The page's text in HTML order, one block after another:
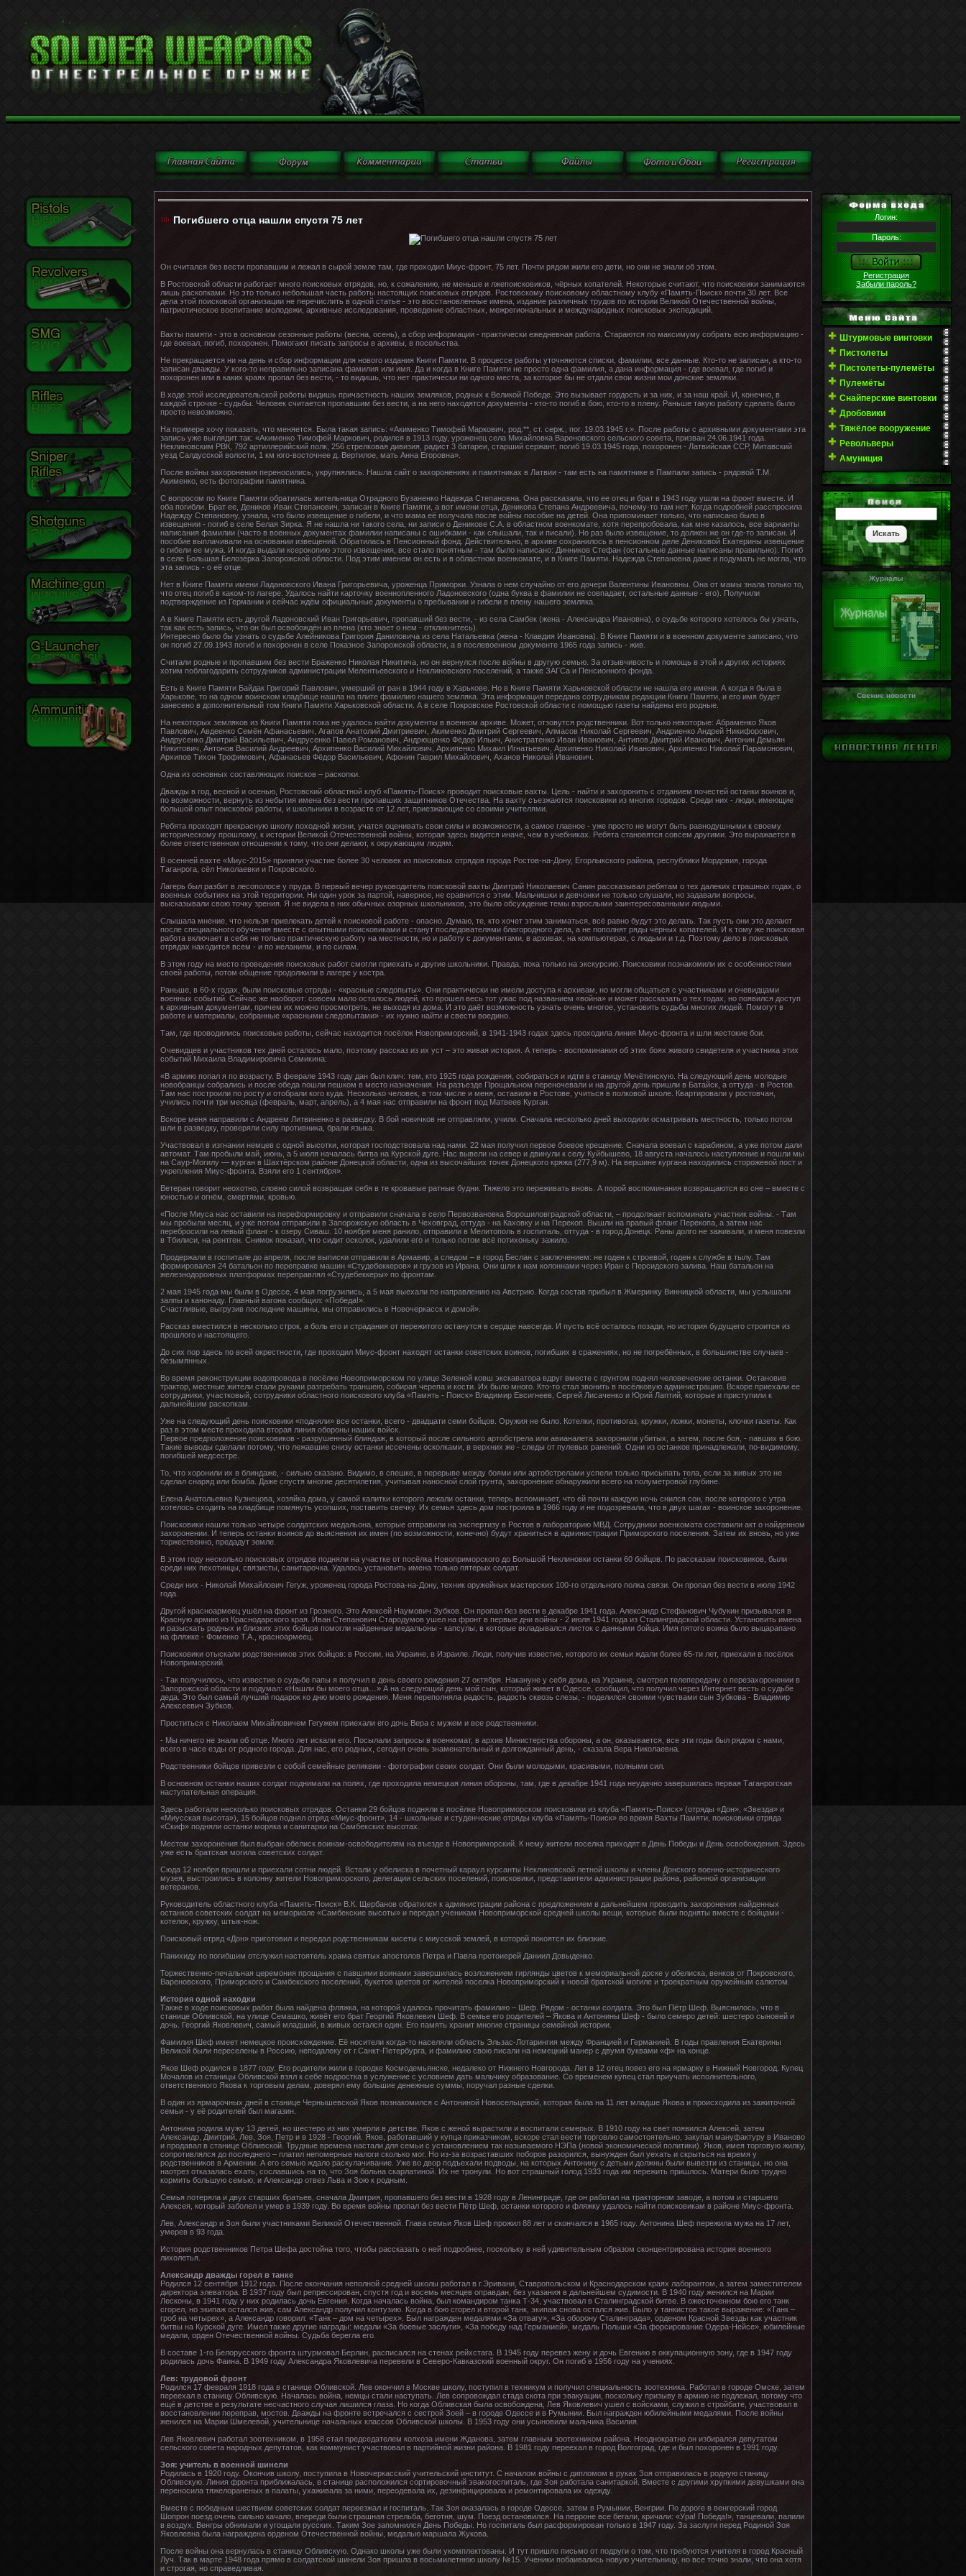
Погибшего отца нашли спустя 75 лет
Он считался без вести пропавшим и лежал в сырой земле там, где проходил Миус-фронт, 75 лет. Почти рядом жили его дети, но они не знали об этом.
В Ростовской области работает много поисковых отрядов, но, к сожалению, не меньше и лжепоисковиков, чёрных копателей. Некоторые считают, что поисковики занимаются
лишь раскопками. Но это только небольшая часть работы настоящих поисковых отрядов. Ростовскому поисковому областному клубу «Память-Поиск» почти 30 лет. Все
дела этой поисковой организации не перечислить в одной статье - это восстановленные имена, издание различных трудов по истории Великой Отечественной войны,
патриотическое воспитание молодежи, архивные исследования, проведение областных, межрегиональных и международных поисковых экспедиций.
Вахты памяти - это в основном сезонные работы (весна, осень), а сбор информации - практически ежедневная работа. Стараются по максимуму собрать всю информацию -
где воевал, погиб, похоронен. Помогают писать запросы в архивы, в посольства.
Не прекращается ни на день и сбор информации для нового издания Книги Памяти. В процессе работы уточняются списки, фамилии, все данные. Кто-то не записан, а кто-то
записан дважды. У кого-то неправильно записана фамилия или имя. Да и когда в Книге Памяти не просто одна фамилия, а дана информация - где воевал, где погиб и
похоронен или в каких краях пропал без вести, - то видишь, что нет практически ни одного места, за которое бы не отдали свои жизни мои донские земляки.
В ходе этой исследовательской работы видишь причастность наших земляков, родных к Великой Победе. Это вызывает гордость и за них, и за наш край. И, конечно, в
каждой строчке - судьбы. Человек считается пропавшим без вести, а на него находятся документы - кто-то погиб в бою, кто-то в плену. Раньше такую работу сделать было
просто невозможно.
На примере хочу показать, что меняется. Была такая запись: «Акименко Тимофей Маркович, род.**, ст. серж., пог. 19.03.1945 г.». После работы с архивными документами эта
запись уже выглядит так: «Акименко Тимофей Маркович, родился в 1913 году, уроженец села Михайловка Вареновского сельского совета, призван 24.06.1941 года.
Неклиновским РВК, 792 артиллерийский полк, 256 стрелковая дивизия, радист 3 батареи, старший сержант, погиб 19.03.1945 года, похоронен - Латвийская ССР, Митавский
уезд Салдусской волости, 1 км юго-восточнее д. Вертилое, мать Анна Егоровна».
После войны захоронения переносились, укрупнялись. Нашла сайт о захоронениях и памятниках в Латвии - там есть на памятнике в Пампали запись - рядовой Т.М.
Акименко, есть фотографии памятника.
С вопросом по Книге Памяти обратилась жительница Отрадного Бузаненко Надежда Степановна. Она рассказала, что ее отец и брат в 1943 году ушли на фронт вместе. И
оба погибли. Брат ее, Деников Иван Степанович, записан в Книге Памяти, а вот имени отца, Деникова Степана Андреевича, почему-то там нет. Когда подробней расспросила
Надежду Степановну, узнала, что было извещение о гибели, и что мама её получала после войны пособие на детей. Она припоминает только, что написано было в
извещении - погиб в селе Белая Зирка. Я не нашла ни такого села, ни записи о Деникове С.А. в областном военкомате, хотя перепробовала, как мне казалось, все варианты
написания фамилии (часто в военных документах фамилии написаны с ошибками - как слышали, так и писали). Но раз было извещение, то должен же он где-то записан. И
пособие выплачивали на основании извещений. Обратилась в Пенсионный фонд. Действительно, в архиве сохранилось в пенсионном деле Дениковой Екатерины извещение
о гибели ее мужа. И когда выдали ксерокопию этого извещения, все стало понятным - там было написано: Динников Стефан (остальные данные написаны правильно). Погиб
в селе Большая Белозёрка Запорожской области. Под этим именем он есть и в областном военкомате, и в Книге Памяти. Надежда Степановна даже и подумать не могла, что
эта запись - о её отце.
Нет в Книге Памяти имени Ладановского Ивана Григорьевича, уроженца Приморки. Узнала о нем случайно от его дочери Валентины Ивановны. Она от мамы знала только то,
что отец погиб в каком-то лагере. Удалось найти карточку военнопленного Ладоновского (одна буква в фамилии не совпадает, остальные данные - его). Получили
подтверждение из Германии и сейчас ждём официальные документы о пребывании и гибели в плену нашего земляка.
А в Книге Памяти есть другой Ладоновский Иван Григорьевич, пропавший без вести, - из села Самбек (жена - Александра Ивановна), о судьбе которого хотелось бы узнать,
так как есть запись, что он был освобождён из плена (кто знает о нем - откликнитесь).
Интересно было бы узнать о судьбе Алейникова Григория Даниловича из села Натальевка (жена - Клавдия Ивановна). В Книге Памяти и в военном документе записано, что
он погиб 27.09.1943 погиб и похоронен в селе Показное Запорожской области, а в послевоенном документе 1965 года запись - жив.
Считали родные и пропавшим без вести Браженко Николая Никитича, но он вернулся после войны в другую семью. За отзывчивость и помощь в этой и других историях
хотим поблагодарить сотрудников администрации Мелентьевского и Неклиновского поселений, а также ЗАГСа и Пенсионного фонда.
Есть в Книге Памяти Байдак Григорий Павлович, умерший от ран в 1944 году в Харькове. Но в Книге Памяти Харьковской области не нашла его имени. А когда я была в
Харькове, то на одном воинском кладбище нашла на плите фамилию нашего земляка. Эта информация передана сотрудникам редакции Книги Памяти, и его имя будет
занесено в дополнительный том Книги Памяти Харьковской области. А в селе Покровское Ростовской области с помощью газеты найдены его родные.
На некоторых земляков из Книги Памяти пока не удалось найти документы в военном архиве. Может, отзовутся родственники. Вот только некоторые: Абраменко Яков
Павлович, Авдеенко Семён Афанасьевич, Агапов Анатолий Дмитриевич, Акименко Дмитрий Сергеевич, Алмасов Николай Сергеевич, Андриенко Андрей Никифорович,
Андрусенко Дмитрий Васильевич, Андрусенко Павел Романович, Андрющенко Фёдор Ильич, Анистратенко Иван Иванович, Антипов Дмитрий Иванович, Антонин Демьян
Никитович, Антонов Василий Андреевич, Архипенко Василий Михайлович, Архипенко Михаил Игнатьевич, Архипенко Николай Иванович, Архипенко Николай Парамонович,
Архипов Тихон Трофимович, Афанасьев Фёдор Васильевич, Афонин Гаврил Михайлович, Аханов Николай Иванович.
Одна из основных составляющих поисков – раскопки.
Дважды в год, весной и осенью, Ростовский областной клуб «Память-Поиск» проводит поисковые вахты. Цель - найти и захоронить с отданием почестей останки воинов и,
по возможности, вернуть из небытия имена без вести пропавших защитников Отечества. На вахту съезжаются поисковики из многих городов. Среди них - люди, имеющие
большой опыт поисковой работы, и школьники в возрасте от 12 лет, приезжающие со своими учителями.
Ребята проходят прекрасную школу походной жизни, учатся оценивать свои силы и возможности, а самое главное - уже просто не могут быть равнодушными к своему
историческому прошлому, к истории Великой Отечественной войны, которая здесь видится иначе, чем в учебниках. Ребята становятся совсем другими. Это выражается в
более ответственном отношении к тому, что они делают, к окружающим людям.
В осенней вахте «Миус-2015» приняли участие более 30 человек из поисковых отрядов города Ростов-на-Дону, Егорлыкского района, республики Мордовия, города
Таганрога, сёл Николаевки и Покровского.
Лагерь был разбит в лесополосе у пруда. В первый вечер руководитель поисковой вахты Дмитрий Николаевич Санин рассказывал ребятам о тех далеких страшных годах, о
военных событиях на этой территории. Ни один урок за партой, наверное, не сравнится с этим. Мальчишки и девчонки не только слушали, но задавали вопросы,
высказывали свою точку зрения. Я не видела в них обычных озорных школьников, это было обсуждение темы взрослыми заинтересованными людьми.
Слышала мнение, что нельзя привлекать детей к поисковой работе - опасно. Думаю, те, кто хочет этим заниматься, всё равно будут это делать. Так пусть они это делают
после специального обучения вместе с опытными поисковиками и станут последователями благородного дела, а не пополнят ряды чёрных копателей. И к тому же поисковая
работа включает в себя не только практическую работу на местности, но и работу с документами, в архивах, на компьютерах, с людьми и т.д. Поэтому дело в поисковых
отрядах находится всем - и по желаниям, и по силам.
В этом году на место проведения поисковых работ смогли приехать и другие школьники. Правда, пока только на экскурсию. Поисковики познакомили их с особенностями
своей работы, потом общение продолжили в лагере у костра.
Раньше, в 60-х годах, были поисковые отряды - «красные следопыты». Они практически не имели доступа к архивам, но могли общаться с участниками и очевидцами
военных событий. Сейчас же наоборот: совсем мало осталось людей, кто прошел весь тот ужас под названием «война» и может рассказать о тех годах, но появился доступ
к архивным документам, причем их можно просмотреть, не выходя из дома. И это даёт возможность узнать очень многое, установить судьбы многих людей. Помогут в
работе и материалы, собранные «красными следопытами» - их нужно найти и свести воедино.
Там, где проводились поисковые работы, сейчас находится посёлок Новоприморский, в 1941-1943 годах здесь проходила линия Миус-фронта и шли жестокие бои.
Очевидцев и участников тех дней осталось мало, поэтому рассказ из их уст – это живая история. А теперь - воспоминания об этих боях живого свидетеля и участника этих
событий Михаила Владимировича Семикина:
«В армию попал я по возрасту. В феврале 1943 году дан был клич: тем, кто 1925 года рождения, собираться и идти в станицу Мечётинскую. На следующий день молодые
новобранцы собрались и после обеда пошли пешком в место назначения. На разъезде Прощальном переночевали и на другой день пришли в Батайск, а оттуда - в Ростов.
Там нас построили по росту и отобрали кого куда. Несколько человек, в том числе и меня, оставили в Ростове, учиться в полковой школе. Квартировали у ростовчан,
учились почти три месяца (февраль, март, апрель), а 4 мая нас отправили на фронт под Матвеев Курган.
Вскоре меня направили с Андреем Литвиненко в разведку. В бой новичков не отправляли, учили. Сначала несколько дней выходили осматривать местность, только потом
шли в разведку, проверяли силу противника, брали языка.
Участвовал в изгнании немцев с одной высотки, которая господствовала над нами. 22 мая получил первое боевое крещение. Сначала воевал с карабином, а уже потом дали
автомат. Там пробыли май, июнь, а 5 июля началась битва на Курской дуге. Нас вывели на север и двинули к селу Куйбышево, 18 августа началось наступление и пошли мы
на Саур-Могилу — курган в Шахтёрском районе Донецкой области, одна из высочайших точек Донецкого кряжа (277,9 м). На вершине кургана находились сторожевой пост и
укрепления Миус-фронта. Взяли его 1 сентября».
Ветеран говорит неохотно, словно силой возвращая себя в те кровавые ратные будни. Тяжело это переживать вновь. А порой воспоминания возвращаются во сне – вместе с
юностью и огнём, смертями, кровью.
«После Миуса нас оставили на переформировку и отправили сначала в село Первозвановка Ворошиловградской области, – продолжает вспоминать участник войны. - Там
мы пробыли месяц, и уже потом отправили в Запорожскую область в Чеховград, оттуда - на Каховку и на Перекоп. Вышли на правый фланг Перекопа, а затем нас
перебросили на левый фланг - к озеру Сиваш. 10 ноября меня ранило, отправили в Мелитополь в госпиталь, оттуда - в город Донецк. Раны долго не заживали, и меня повезли
в Тбилиси, на рентген. Снимок показал, что сидит осколок, удалили его и только потом всё потихоньку зажило.
Продержали в госпитале до апреля, после выписки отправили в Армавир, а следом – в город Беслан с заключением: не годен к строевой, годен к службе в тылу. Там
формировался 24 батальон по переправке машин «Студебеккеров» и грузов из Ирана. Они шли к нам колоннами через Иран с Персидского залива. Наш батальон на
железнодорожных платформах переправлял «Студебеккеры» по фронтам.
2 мая 1945 года мы были в Одессе, 4 мая погрузились, а 5 мая выехали по направлению на Австрию. Когда состав прибыл в Жмеринку Винницкой области, мы услышали
залпы и канонаду. Главный вагона сообщил: «Победа!».
Счастливые, выгрузив последние машины, мы отправились в Новочеркасск и домой».
Рассказ вместился в несколько строк, а боль его и страдания от пережитого останутся в сердце навсегда. И пусть всё осталось позади, но история будущего строится из
прошлого и настоящего.
До сих пор здесь по всей окрестности, где проходил Миус-фронт находят останки советских воинов, погибших в сражениях, но не погребённых, в большинстве случаев -
безымянных.
Во время реконструкции водопровода в посёлке Новоприморском по улице Зеленой ковш экскаватора вдруг вместе с грунтом поднял человеческие останки. Остановив
трактор, местные жители стали руками разгребать траншею, собирая черепа и кости. Их было много. Кто-то стал звонить в посёлковую администрацию. Вскоре приехали ее
сотрудники, участковый, сотрудники областного поискового клуба «Память - Поиск» Владимир Евсигнеев, Сергей Лисаченко и Юрий Лаптий, которые и приступили к
дальнейшим раскопкам.
Уже на следующий день поисковики «подняли» все останки, всего - двадцати семи бойцов. Оружия не было. Котелки, противогаз, кружки, ложки, монеты, клочки газеты. Как
раз в этом месте проходила вторая линия обороны наших войск.
Первое предположение поисковиков - разрушенный блиндаж, в который после сильного артобстрела или авианалета захоронили убитых, а затем, после боя, - павших в бою.
Такие выводы сделали потому, что лежавшие снизу останки иссечены осколками, в верхних же - следы от пулевых ранений. Одни из останков принадлежали, по-видимому,
погибшей медсестре.
То, что хоронили их в блиндаже, - сильно сказано. Видимо, в спешке, в перерыве между боями или артобстрелами успели только присыпать тела, если за живых это не
сделал снаряд или бомба. Даже спустя многие десятилетия, учитывая наносной слой грунта, захоронение обнаружили всего на полуметровой глубине.
Елена Анатольевна Кузнецова, хозяйка дома, у самой калитки которого лежали останки, теперь вспоминает, что ей почти каждую ночь снился сон, после которого с утра
хотелось сходить на кладбище помянуть усопших, поставить свечку. Их семья здесь дом построила в 1966 году и не подозревала, что в двух шагах - воинское захоронение.
Поисковики нашли только четыре солдатских медальона, которые отправили на экспертизу в Ростов в лабораторию МВД. Сотрудники военкомата составили акт о найденном
захоронении. И теперь останки воинов до выяснения их имен (по возможности, конечно) будут храниться в администрации Приморского поселения. Затем их вновь, но уже
торжественно, предадут земле.
В этом году несколько поисковых отрядов подняли на участке от посёлка Новоприморского до Большой Неклиновки останки 60 бойцов. По рассказам поисковиков, были
среди них пехотинцы, связисты, санитарочка. Удалось установить имена только пятерых солдат.
Среди них - Николай Михайлович Гегуж, уроженец города Ростова-на-Дону, техник оружейных мастерских 100-го отдельного полка связи. Он пропал без вести в июле 1942
года.
Другой красноармеец ушёл на фронт из Грозного. Это Алексей Наумович Зубков. Он пропал без вести в декабре 1941 года. Александр Стефанович Чубукин призывался в
Красную армию из Краснодарского края. Иван Степанович Стародумов ушел на фронт в первые дни войны - 2 июля 1941 года из Сталинградской области. Установить имена
и разыскать родных и близких этих бойцов помогли найденные медальоны - капсулы, в которые вкладывался листок с данными бойца. Имя пятого воина было выцарапано
на фляжке - Фоменко Т.А., красноармеец.
Поисковики отыскали родственников этих бойцов: в России, на Украине, в Израиле. Люди, получив известие, которого их семьи ждали более 65-ти лет, приехали в посёлок
Новоприморский.
- Так получилось, что известие о судьбе папы я получил в день своего рождения 27 октября. Накануне у себя дома, на Украине, смотрел телепередачу о перезахоронении в
Запорожской области и подумал: «Нашли бы моего отца…» А на следующий день мой сын, который живет в Одессе, сообщил, что получил через Интернет весть о судьбе
деда. Это был самый лучший подарок ко дню моего рождения. Меня переполняла радость, радость сквозь слезы, - поделился своими чувствами сын Зубкова - Владимир
Алексеевич Зубков.
Проститься с Николаем Михайловичем Гегужем приехали его дочь Вера с мужем и все родственники.
- Мы ничего не знали об отце. Много лет искали его. Посылали запросы в военкомат, в архив Министерства обороны, а он, оказывается, все эти годы был рядом с нами,
всего в часе езды от родного города. Для нас, его родных, сегодня очень знаменательный и долгожданный день, - сказала Вера Николаевна.
Родственники бойцов привезли с собой семейные реликвии - фотографии своих солдат. Они были молодыми, красивыми, полными сил.
В основном останки наших солдат поднимали на полях, где проходила немецкая линия обороны, там, где в декабре 1941 года неудачно завершилась первая Таганрогская
наступательная операция.
Здесь работали несколько поисковых отрядов. Останки 29 бойцов подняли в посёлке Новоприморском поисковики из клуба «Память-Поиск» (отряды «Дон», «Звезда» и
«Миусская высота»), 15 бойцов поднял отряд «Миус-фронт», 14 - школьные и студенческие отряды клуба «Память-Поиск» во время Вахты Памяти, поисковики отряда
«Скиф» подняли останки моряка и санитарки на Самбекских высотах.
Местом захоронения был выбран обелиск воинам-освободителям на въезде в Новоприморский. К нему жители поселка приходят в День Победы и День освобождения. Здесь
уже есть братская могила советских солдат.
Сюда 12 ноября пришли и приехали сотни людей. Встали у обелиска в почетный караул курсанты Неклиновской летной школы и члены Донского военно-исторического
музея, выстроились в колонну жители Новоприморского, делегации сельских поселений, поисковики, представители администрации района, районной организации
ветеранов.
Руководитель областного клуба «Память-Поиск» В.К. Щербанов обратился к администрации района с предложением в дальнейшем проводить захоронения найденных
останков советских солдат на мемориале «Самбекские высоты» и передал ученикам Новоприморской средней школы вещи, которые были подняты вместе с бойцами -
котелок, кружку, штык-нож.
Поисковый отряд «Дон» приготовил и передал родственникам кисеты с миусской землей, в которой покоятся их близкие.
Панихиду по погибшим отслужил настоятель храма святых апостолов Петра и Павла протоиерей Даниил Довыденко.
Торжественно-печальная церемония прощания с павшими воинами завершилась возложением гирлянды цветов к мемориальной доске у обелиска, венков от Покровского,
Вареновского, Приморского и Самбекского поселений, букетов цветов от жителей поселка Новоприморский к новой братской могиле и троекратным оружейным салютом.
История одной находки
Также в ходе поисковых работ была найдена фляжка, на которой удалось прочитать фамилию – Шеф. Рядом - останки солдата. Это был Пётр Шеф. Выяснилось, что в
станице Обливской, на улице Семашко, живёт его брат Георгий Яковлевич Шеф. В семье его родителей – Якова и Антонины Шеф - было семеро детей: шестеро сыновей и
дочь. Георгий Яковлевич, самый младший, в живых остался один. Его память хранит многие страницы семейной истории.
Фамилия Шеф имеет немецкое происхождение. Её носители когда-то населяли область Эльзас-Лотарингия между Францией и Германией. В годы правления Екатерины
Великой были переселены в Россию, неподалеку от г.Санкт-Петербурга, и фамилию свою писали на немецкий манер с двумя буквами «ф» на конце.
Яков Шеф родился в 1877 году. Его родители жили в городке Космодемьянске, недалеко от Нижнего Новгорода. Лет в 12 отец повез его на ярмарку в Нижний Новгород. Купец
Мочалов из станицы Обливской взял к себе подростка в услужение с условием дать мальчику образование. Со временем купец стал приучать исполнительного,
ответственного Якова к торговым делам, доверял ему большие денежные суммы, поручал разные сделки.
В один из ярмарочных дней в станице Чернышевской Яков познакомился с Антониной Новосельцевой, которая была на 11 лет младше Якова и происходила из зажиточной
семьи - у её родителей был магазин.
Антонина родила мужу 13 детей, но шестеро из них умерли в детстве, Яков с женой вырастили и воспитали семерых. В 1910 году на свет появился Алексей, затем
Александр, Дмитрий, Лев, Зоя, Петр и в 1928 - Георгий. Яков, работавший у купца приказчиком, вскоре стал вести торговлю самостоятельно, закупал мануфактуру в Иваново
и продавал в станице Обливской. Трудные времена настали для семьи с установлением так называемого НЭПа (новой экономической политики). Яков, имея торговую жилку,
сопротивлялся до последнего – платил непомерные налоги сколько мог. Но из-за возраставших поборов разорился, вынужден был уехать и скрыться на время у
родственников в Армении. А его семью ждало раскулачивание. Уже во двор подъехали подводы, на которых Антонину с детьми должны были вывезти из станицы, но она
наотрез отказалась ехать, сославшись на то, что Зоя больна скарлатиной. Их не тронули. Но вот страшный голод 1933 года им пережить пришлось. Матери было трудно
кормить большую семью, и Александр отвез Льва и Зою к родным.
Семья потеряла и двух старших братьев, сначала Дмитрия, пропавшего без вести в 1928 году в Ленинграде, где он работал на тракторном заводе, а потом и старшего
Алексея, который заболел и умер в 1939 году. Во время войны пропал без вести Пётр Шеф, останки которого и фляжку удалось найти поисковикам в районе Миус-фронта.
Лев, Александр и Зоя были участниками Великой Отечественной. Глава семьи Яков Шеф прожил 88 лет и скончался в 1965 году. Антонина Шеф пережила мужа на 17 лет,
умерев в 93 года.
История родственников Петра Шефа достойна того, чтобы рассказать о ней подробнее, поскольку в ней удивительным образом сконцентрирована история военного
лихолетья.
Александр дважды горел в танке
Родился 12 сентября 1912 года. После окончания неполной средней школы работал в г.Эривани, Ставропольском и Краснодарском краях лаборантом, а затем заместителем
директора элеватора. В 1937 году был репрессирован, спустя год и восемь месяцев оправдан, без указания в дальнейшем судимости. В 1940 году женился на Марии
Лесконы, в 1941 году у них родилась дочь Евгения. Когда началась война, был командиром танка Т-34, участвовал в Сталинградской битве. В ожесточенном бою его танк
сгорел, но экипаж остался жив, сам Александр получил контузию. Когда в бою сгорел и второй танк, экипаж снова остался жив. Было у танкистов такое выражение: «Танк –
гроб на четырех», а Александр говорил: «Танк – дом на четырех». Был награжден медалями «За отвагу», «За оборону Сталинграда», орденом Красной Звезды как участник
битвы на Курской дуге. Имел также другие награды: медали «За боевые заслуги», «За победу над Германией», медаль Польши «За форсирование Одера-Нейсе», юбилейные
медали, орден Отечественной войны. Судьба берегла его.
В составе 1-го Белорусского фронта штурмовал Берлин, расписался на стенах рейхстага. В 1945 году перевез жену и дочь Евгению в оккупационную зону, где в 1947 году
родилась дочь Фаина. В 1949 году Александра Яковлевича перевели в Северо-Кавказский военный округ. Он погиб в 1956 году на учениях.
Лев: трудовой фронт
Родился 17 февраля 1918 года в станице Обливской. Лев окончил в Москве школу, поступил в техникум и получил специальность зоотехника. Работал в городе Омске, затем
переехал в станицу Обливскую. Началась война, немцы стали наступать. Лев сопровождал стада скота при эвакуации, поскольку призыву в армию не подлежал, потому что
ещё в детстве в результате несчастного случая лишился глаза. Но когда Обливская была освобождена, Лев Яковлевич ушел с войсками, служил в стройбате, участвовал в
восстановлении переправ, мостов. Дважды на фронте встречался с сестрой Зоей – в городе Одессе и в Румынии. Был награжден юбилейными медалями. После войны
женился на Марии Шмелевой, учительнице начальных классов Обливской школы. В 1953 году они усыновили мальчика Василия.
Лев Яковлевич работал зоотехником, в 1958 стал председателем колхоза имени Жданова, затем главным зоотехником района. Неоднократно он избирался депутатом
сельского совета народных депутатов, как коммунист участвовал в партийной жизни района. В 1981 году переехал в город Волгоград, где и был похоронен в 1991 году.
Зоя: учитель в военной шинели
Родилась в 1920 году. Окончив школу, поступила в Новочеркасский учительский институт. С началом войны с дипломом в руках Зоя отправилась в родную станицу
Обливскую. Линия фронта приближалась, в станице расположился сортировочный эвакогоспиталь, где Зоя работала санитаркой. Вместе с другими хрупкими девушками она
переносила тяжелораненых в палаты, ухаживала за ними, переодевала их, дезинфицировала и ремонтировала их одежду.
Вместе с победным шествием советских солдат переезжал и госпиталь. Так Зоя оказалась в городе Одессе, затем в Румынии, Венгрии. По дороге в венгерский город
Шопрон поезд очень сильно качало, впереди были страшная стрельба, беготня, шум. Поезд остановился. На перроне все бегали, кричали: «Ура! Победа!», танцевали, палили
в воздух. Венгры обнимали и угощали русских. Таким Зое запомнился День Победы. Но госпиталь был расформирован только в 1947 году. За заслуги перед Родиной Зоя
Яковлевна была награждена орденом Отечественной войны, медалью маршала Жукова.
После войны она вернулась в станицу Обливскую. Однако школы уже были укомплектованы. И тут пришло письмо от подруги о том, что требуются учителя в город Красный
Луч. Так в марте 1948 года прямо в солдатской шинели Зоя пришла в восьмилетнюю школу №15. Ученики побаивались новую учительницу, но все точно знали, что она хотя
и строгая, но справедливая.
Логин:
Пароль:
Регистрация
Забыли пароль?
Штурмовые винтовки
Пистолеты
Пистолеты-пулемёты
Пулемёты
Снайперские винтовки
Дробовики
Тяжёлое вооружение
Револьверы
Амуниция
Журналы
Свежие новости